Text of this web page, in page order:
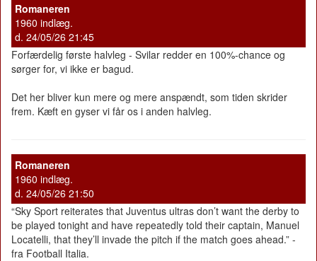
Romaneren
1960 indlæg.
d. 24/05/26 21:45
Forfærdelig første halvleg - Svilar redder en 100%-chance og
sørger for, vi ikke er bagud.
Det her bliver kun mere og mere anspændt, som tiden skrider
frem. Kæft en gyser vi får os i anden halvleg.
Romaneren
1960 indlæg.
d. 24/05/26 21:50
“Sky Sport reiterates that Juventus ultras don’t want the derby to
be played tonight and have repeatedly told their captain, Manuel
Locatelli, that they’ll invade the pitch if the match goes ahead.” -
fra Football Italia.